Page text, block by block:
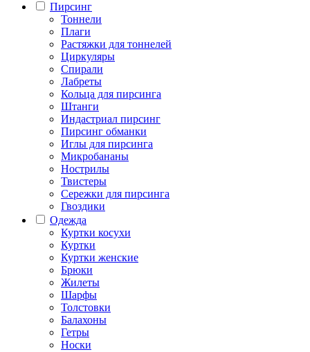
Пирсинг
Тоннели
Плаги
Растяжки для тоннелей
Циркуляры
Спирали
Лабреты
Кольца для пирсинга
Штанги
Индастриал пирсинг
Пирсинг обманки
Иглы для пирсинга
Микробананы
Нострилы
Твистеры
Сережки для пирсинга
Гвоздики
Одежда
Куртки косухи
Куртки
Куртки женские
Брюки
Жилеты
Шарфы
Толстовки
Балахоны
Гетры
Носки